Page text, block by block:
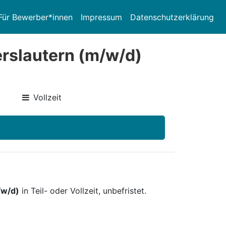
Bewerber*innen Impressum Datenschutzerklärung
(m/w/d)
Vollzeit
d) in Teil- oder Vollzeit, unbefristet.